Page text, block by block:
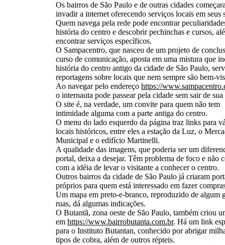
Os bairros de São Paulo e de outras cidades
invadir a internet oferecendo serviços locais em seus
Quem navega pela rede pode encontrar
história do centro e descobrir pechinchas e cursos,
encontrar serviços específicos.
O Sampacentro, que nasceu de um projeto de
curso de comunicação, aposta em uma mistura que
história do centro antigo da cidade de São Paulo,
reportagens sobre locais que nem sempre são bem-
Ao navegar pelo endereço https://
o internauta pode passear pela cidade sem sair de
O site é, na verdade, um convite para quem não tem
intimidade alguma com a parte antiga do centro.
O menu do lado esquerdo da página traz links para
locais históricos, entre eles a estação da Luz, o
Municipal e o edifício Martinelli.
A qualidade das imagens, que poderia ser um
portal, deixa a desejar. Têm problema de foco e não
com a idéia de levar o visitante a conhecer o centro.
Outros bairros da cidade de São Paulo já criaram
próprios para quem está interessado em fazer
Um mapa em preto-e-branco, reproduzido de algum
ruas, dá algumas indicações.
O Butantã, zona oeste de São Paulo, também criou
em https://www.bairrobutanta.com.br. Há um link
para o Instituto Butantan, conhecido por abrigar
tipos de cobra, além de outros répteis.